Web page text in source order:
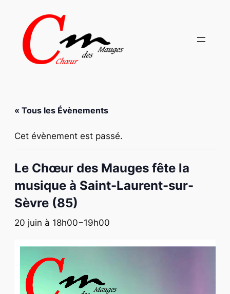
« Tous les Évènements
Cet évènement est passé.
Le Chœur des Mauges fête la
musique à Saint-Laurent-sur-
Sèvre (85)
20 juin à 18h00−19h00